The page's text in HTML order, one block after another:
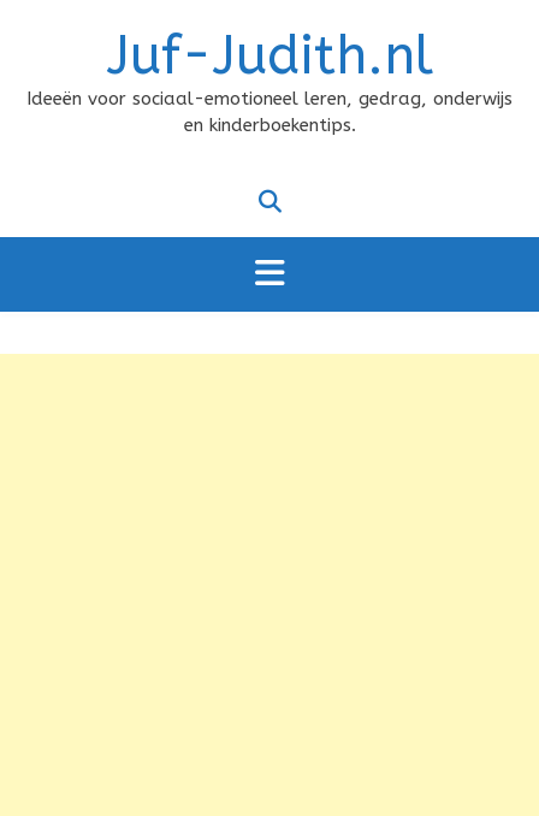
Juf-Judith.nl
Ideeën voor sociaal-emotioneel leren, gedrag, onderwijs
en kinderboekentips.